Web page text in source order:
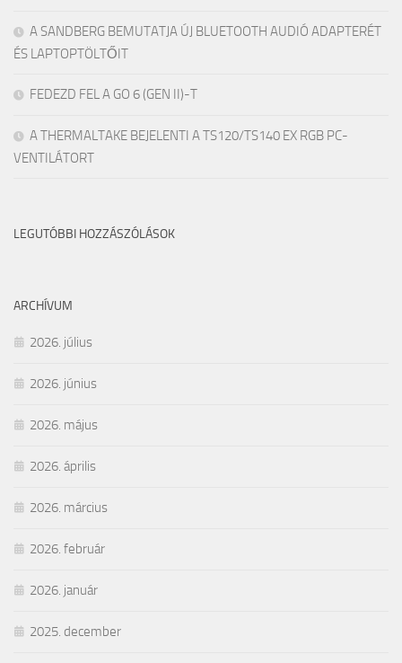
A SANDBERG BEMUTATJA ÚJ BLUETOOTH AUDIÓ ADAPTERÉT
ÉS LAPTOPTÖLTŐIT
FEDEZD FEL A GO 6 (GEN II)-T
A THERMALTAKE BEJELENTI A TS120/TS140 EX RGB PC-
VENTILÁTORT
LEGUTÓBBI HOZZÁSZÓLÁSOK
ARCHÍVUM
2026. július
2026. június
2026. május
2026. április
2026. március
2026. február
2026. január
2025. december